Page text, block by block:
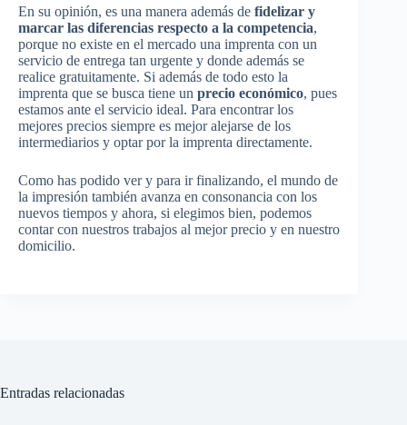
En su opinión, es una manera además de fidelizar y
marcar las diferencias respecto a la competencia,
porque no existe en el mercado una imprenta con un
servicio de entrega tan urgente y donde además se
realice gratuitamente. Si además de todo esto la
imprenta que se busca tiene un precio económico, pues
estamos ante el servicio ideal. Para encontrar los
mejores precios siempre es mejor alejarse de los
intermediarios y optar por la imprenta directamente.
Como has podido ver y para ir finalizando, el mundo de
la impresión también avanza en consonancia con los
nuevos tiempos y ahora, si elegimos bien, podemos
contar con nuestros trabajos al mejor precio y en nuestro
domicilio.
Entradas relacionadas